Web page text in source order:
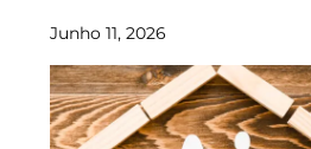
Junho 11, 2026